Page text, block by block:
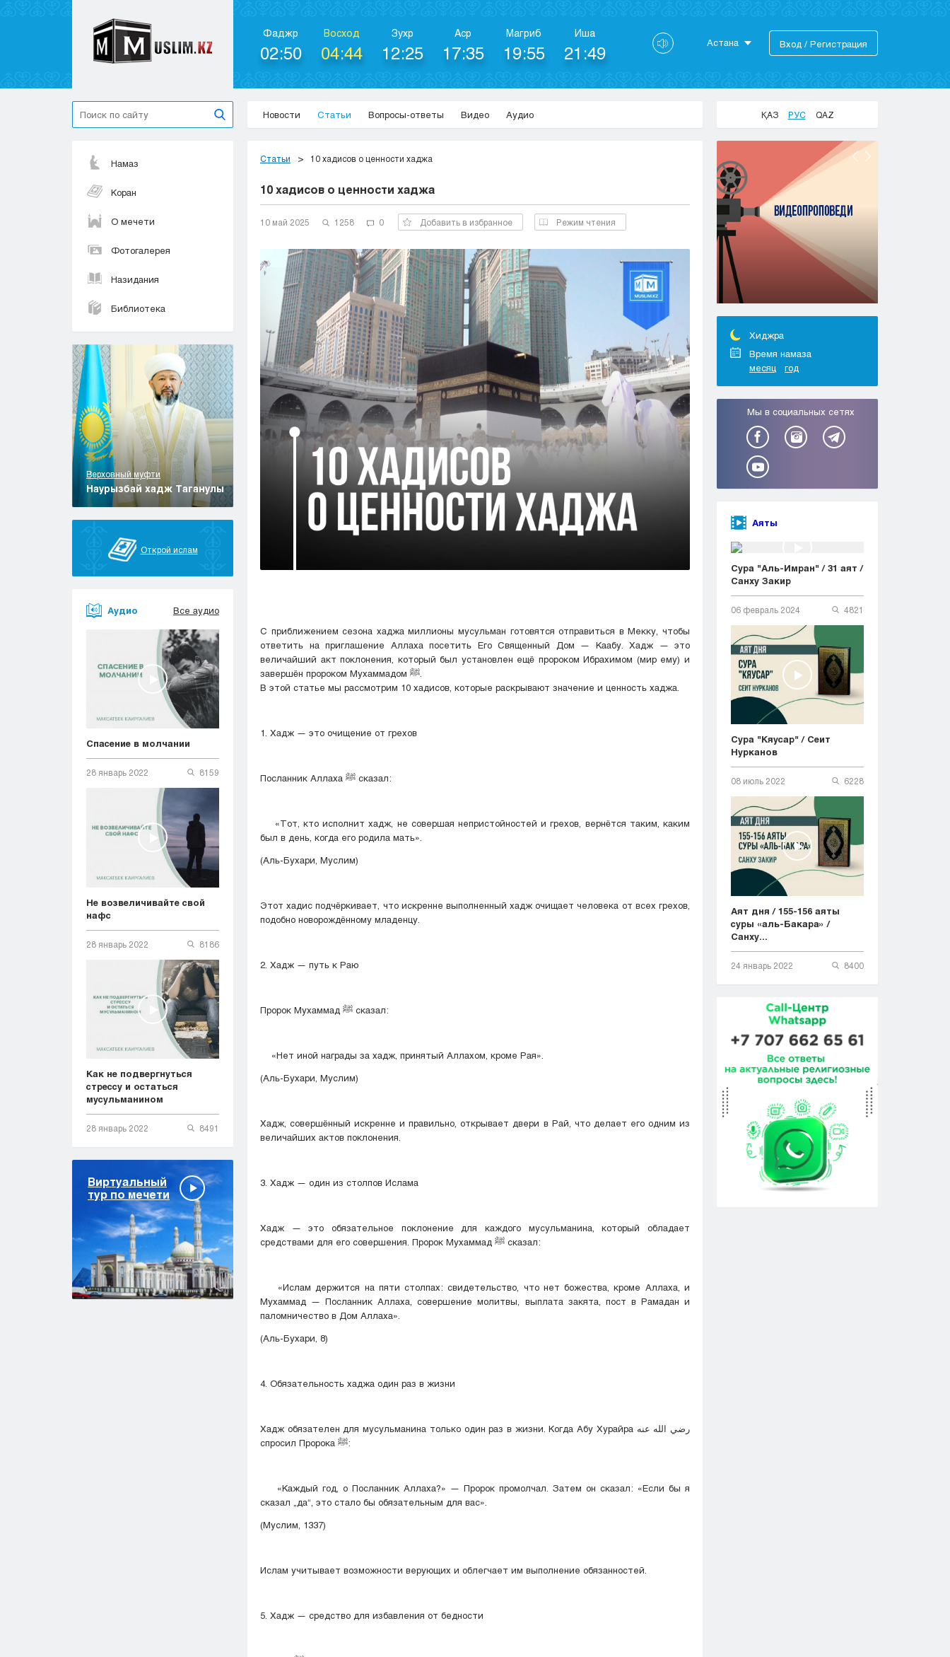
Фаджр
02:50
Восход
04:44
Зухр
12:25
Аср
17:35
Магриб
19:55
Иша
21:49 Астана
Актобе
Жезказган
Караганда
Кокшетау
Костанай
Кызылорда
Павлодар
Петропавловск
Талдыкорган
Тараз
Туркестан
Усть-Каменогорск
Шымкент
Вход / Регистрация
Новости Статьи Вопросы-ответы Видео Аудио ҚАЗ РУС QAZ
Намаз
Коран
О мечети
Фотогалерея
Назидания
Библиотека
Верховный муфти
Наурызбай хадж Таганулы
Открой ислам
Аудио Все аудио
Спасение в молчании
28 январь 2022 8159
Не возвеличивайте свой
нафс
28 январь 2022 8186
Как не подвергнуться
стрессу и остаться
мусульманином
28 январь 2022 8491
Виртуальный
тур по мечети
Статьи 10 хадисов о ценности хаджа
10 хадисов о ценности хаджа
10 май 2025 1258 0 Добавить в избранное Режим чтения
С приближением сезона хаджа миллионы мусульман готовятся отправиться в Мекку, чтобы
ответить на приглашение Аллаха посетить Его Священный Дом — Каабу. Хадж — это
величайший акт поклонения, который был установлен ещё пророком Ибрахимом (мир ему) и
В этой статье мы рассмотрим 10 хадисов, которые раскрывают значение и ценность хаджа.
1. Хадж — это очищение от грехов
Посланник Аллаха ﷺ сказал:
«Тот, кто исполнит хадж, не совершая непристойностей и грехов, вернётся таким, каким
был в день, когда его родила мать».
(Аль-Бухари, Муслим)
Этот хадис подчёркивает, что искренне выполненный хадж очищает человека от всех грехов,
подобно новорождённому младенцу.
2. Хадж — путь к Раю
Пророк Мухаммад ﷺ сказал:
«Нет иной награды за хадж, принятый Аллахом, кроме Рая».
(Аль-Бухари, Муслим)
Хадж, совершённый искренне и правильно, открывает двери в Рай, что делает его одним из
величайших актов поклонения.
3. Хадж — один из столпов Ислама
Хадж — это обязательное поклонение для каждого мусульманина, который обладает
средствами для его совершения. Пророк Мухаммад ﷺ сказал:
«Ислам держится на пяти столпах: свидетельство, что нет божества, кроме Аллаха, и
Мухаммад — Посланник Аллаха, совершение молитвы, выплата закята, пост в Рамадан и
паломничество в Дом Аллаха».
(Аль-Бухари, 8)
4. Обязательность хаджа один раз в жизни
Хадж обязателен для мусульманина только один раз в жизни. Когда Абу Хурайра رضي الله عنه
спросил Пророка ﷺ:
«Каждый год, о Посланник Аллаха?» — Пророк промолчал. Затем он сказал: «Если бы я
сказал „да“, это стало бы обязательным для вас».
(Муслим, 1337)
Ислам учитывает возможности верующих и облегчает им выполнение обязанностей.
5. Хадж — средство для избавления от бедности
Хиджра
Время намаза
месяц
год
Мы в социальных сетях
Аяты
Сура "Аль-Имран" / 31 аят /
Санху Закир
06 февраль 2024 4821
Сура "Кяусар" / Сеит
Нурканов
08 июль 2022 6228
Аят дня / 155-156 аяты
суры «аль-Бакара» /
Санху...
24 январь 2022 8400